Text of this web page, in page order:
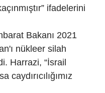
ifadelerini
Bakanı 2021
nükleer silah
Harrazi, “İsrail
caydırıcılığımız